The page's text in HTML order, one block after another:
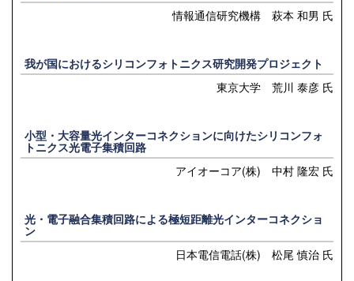
情報通信研究機構 萩本 和男 氏
我が国におけるシリコンフォトニクス研究開発プロジェクト
東京大学 荒川 泰彦 氏
小型・大容量光インターコネクションに向けたシリコンフォ
トニクス光電子集積回路
アイオーコア(株) 中村 隆宏 氏
光・電子融合集積回路による極短距離光インターコネクショ
ン
日本電信電話(株) 松尾 慎治 氏